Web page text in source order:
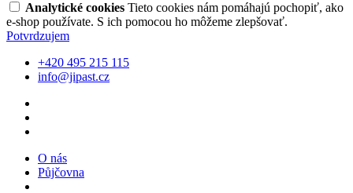
Analytické cookies Tieto cookies nám pomáhajú pochopiť, ako
e-shop používate. S ich pomocou ho môžeme zlepšovať.
Potvrdzujem
+420 495 215 115
info@jipast.cz
O nás
Půjčovna